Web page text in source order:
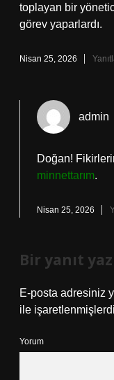
toplayan bir
görev yaparlardı.
Nisan 25, 2026
admin
Doğan!
minnettarım.
Nisan 25, 2026
Bir yanıt
E-posta adresiniz
ile
Yorum